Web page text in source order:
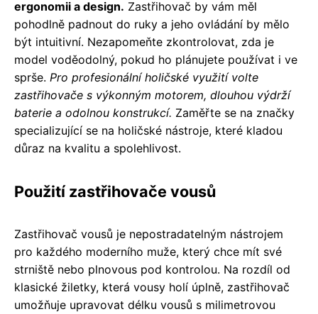
ergonomii a design. Zastřihovač by vám měl
pohodlně padnout do ruky a jeho ovládání by mělo
být intuitivní. Nezapomeňte zkontrolovat, zda je
model voděodolný, pokud ho plánujete používat i ve
sprše. Pro profesionální holičské využití volte
zastřihovače s výkonným motorem, dlouhou výdrží
baterie a odolnou konstrukcí. Zaměřte se na značky
specializující se na holičské nástroje, které kladou
důraz na kvalitu a spolehlivost.
Použití zastřihovače vousů
Zastřihovač vousů je nepostradatelným nástrojem
pro každého moderního muže, který chce mít své
strniště nebo plnovous pod kontrolou. Na rozdíl od
klasické žiletky, která vousy holí úplně, zastřihovač
umožňuje upravovat délku vousů s milimetrovou